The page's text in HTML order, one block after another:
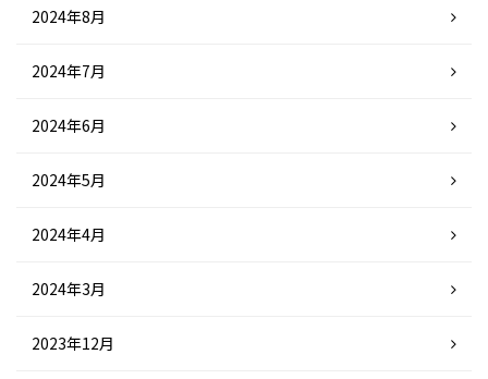
2024年8月
2024年7月
2024年6月
2024年5月
2024年4月
2024年3月
2023年12月